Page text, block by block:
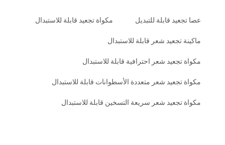
عصا تجعيد قابلة للتبديل مكواة تجعيد قابلة للاستبدال
ماكينة تجعيد شعر قابلة للاستبدال
مكواة تجعيد شعر احترافية قابلة للاستبدال
مكواة تجعيد شعر متعددة الأسطوانات قابلة للاستبدال
مكواة تجعيد شعر سريعة التسخين قابلة للاستبدال